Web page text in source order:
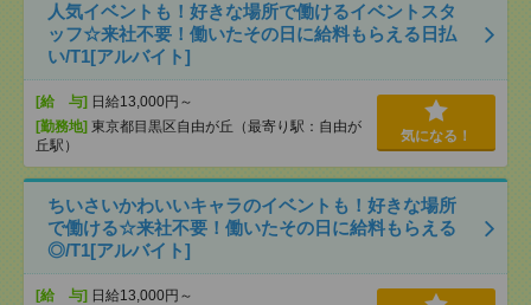
人気イベントも！好きな場所で働けるイベントスタ
ッフ☆来社不要！働いたその日に給料もらえる日払
い/T1[アルバイト]
[給 与] 日給13,000円～
[勤務地] 東京都目黒区自由が丘（最寄り駅：自由が
丘駅）
気になる！
ちいさいかわいいキャラのイベントも！好きな場所
で働ける☆来社不要！働いたその日に給料もらえる
◎/T1[アルバイト]
[給 与] 日給13,000円～